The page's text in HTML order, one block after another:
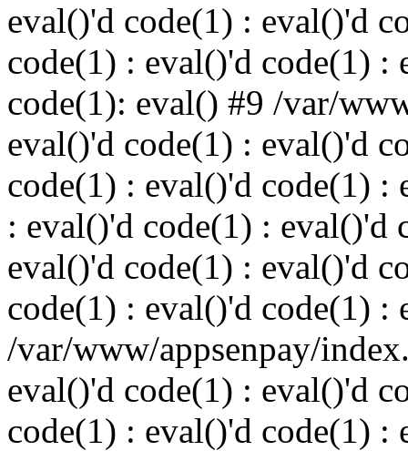
eval()'d code(1) : eval()'d
code(1) : eval()'d code(1) :
code(1): eval() #9 /var/
eval()'d code(1) : eval()'d
code(1) : eval()'d code(1) :
: eval()'d code(1) : eval()'d
eval()'d code(1) : eval()'d
code(1) : eval()'d code(1) :
/var/www/appsenpay/
eval()'d code(1) : eval()'d
code(1) : eval()'d code(1) :